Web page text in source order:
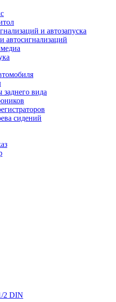
и автозапуска
автосигнализаций
заднего вида
сидений
2 DIN